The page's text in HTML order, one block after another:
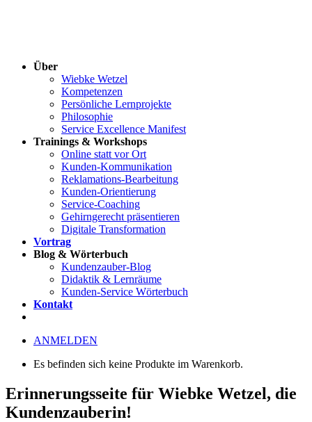
Über
Wiebke Wetzel
Kompetenzen
Persönliche Lernprojekte
Philosophie
Service Excellence Manifest
Trainings & Workshops
Online statt vor Ort
Kunden-Kommunikation
Reklamations-Bearbeitung
Kunden-Orientierung
Service-Coaching
Gehirngerecht präsentieren
Digitale Transformation
Vortrag
Blog & Wörterbuch
Kundenzauber-Blog
Didaktik & Lernräume
Kunden-Service Wörterbuch
Kontakt
ANMELDEN
Es befinden sich keine Produkte im Warenkorb.
Erinnerungsseite für Wiebke Wetzel, die
Kundenzauberin!